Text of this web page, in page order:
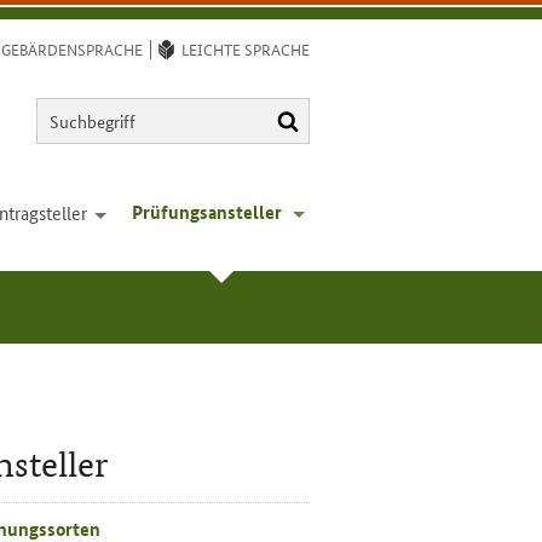
GEBÄRDENSPRACHE LEICHTE SPRACHE
Suchbegriff
open Prüfungs­ansteller open